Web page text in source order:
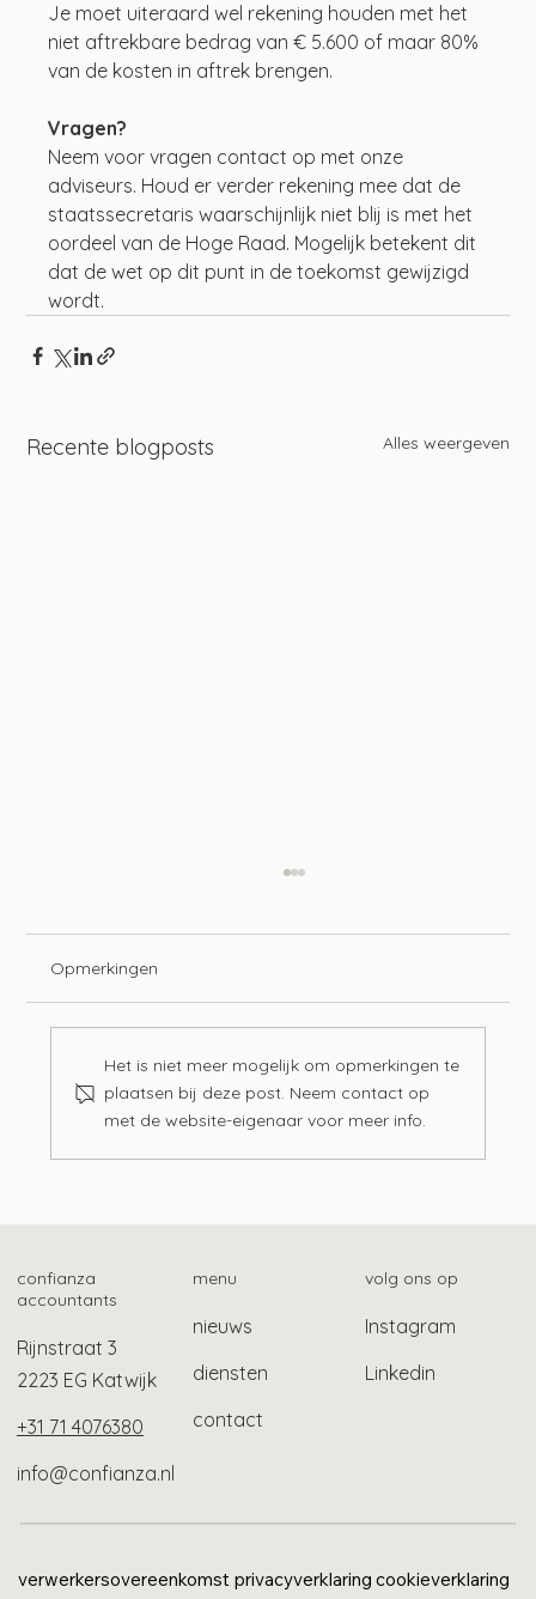
Je moet uiteraard wel rekening houden met het
niet aftrekbare bedrag van € 5.600 of maar 80%
van de kosten in aftrek brengen.
Vragen?
Neem voor vragen contact op met onze
adviseurs. Houd er verder rekening mee dat de
staatssecretaris waarschijnlijk niet blij is met het
oordeel van de Hoge Raad. Mogelijk betekent dit
dat de wet op dit punt in de toekomst gewijzigd
wordt.
Recente blogposts Alles weergeven
Opmerkingen
Het is niet meer mogelijk om opmerkingen te
plaatsen bij deze post. Neem contact op
met de website-eigenaar voor meer info.
confianza
accountants
Rijnstraat 3
2223 EG Katwijk
+31 71 4076380
info@confianza.nl
menu
nieuws
diensten
contact
volg ons op
Instagram
Linkedin
verwerkersovereenkomst privacyverklaring cookieverklaring